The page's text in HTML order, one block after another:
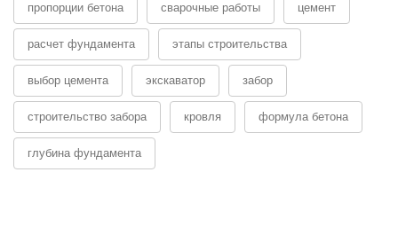
пропорции бетона сварочные работы цемент
расчет фундамента этапы строительства
выбор цемента экскаватор забор
строительство забора кровля формула бетона
глубина фундамента